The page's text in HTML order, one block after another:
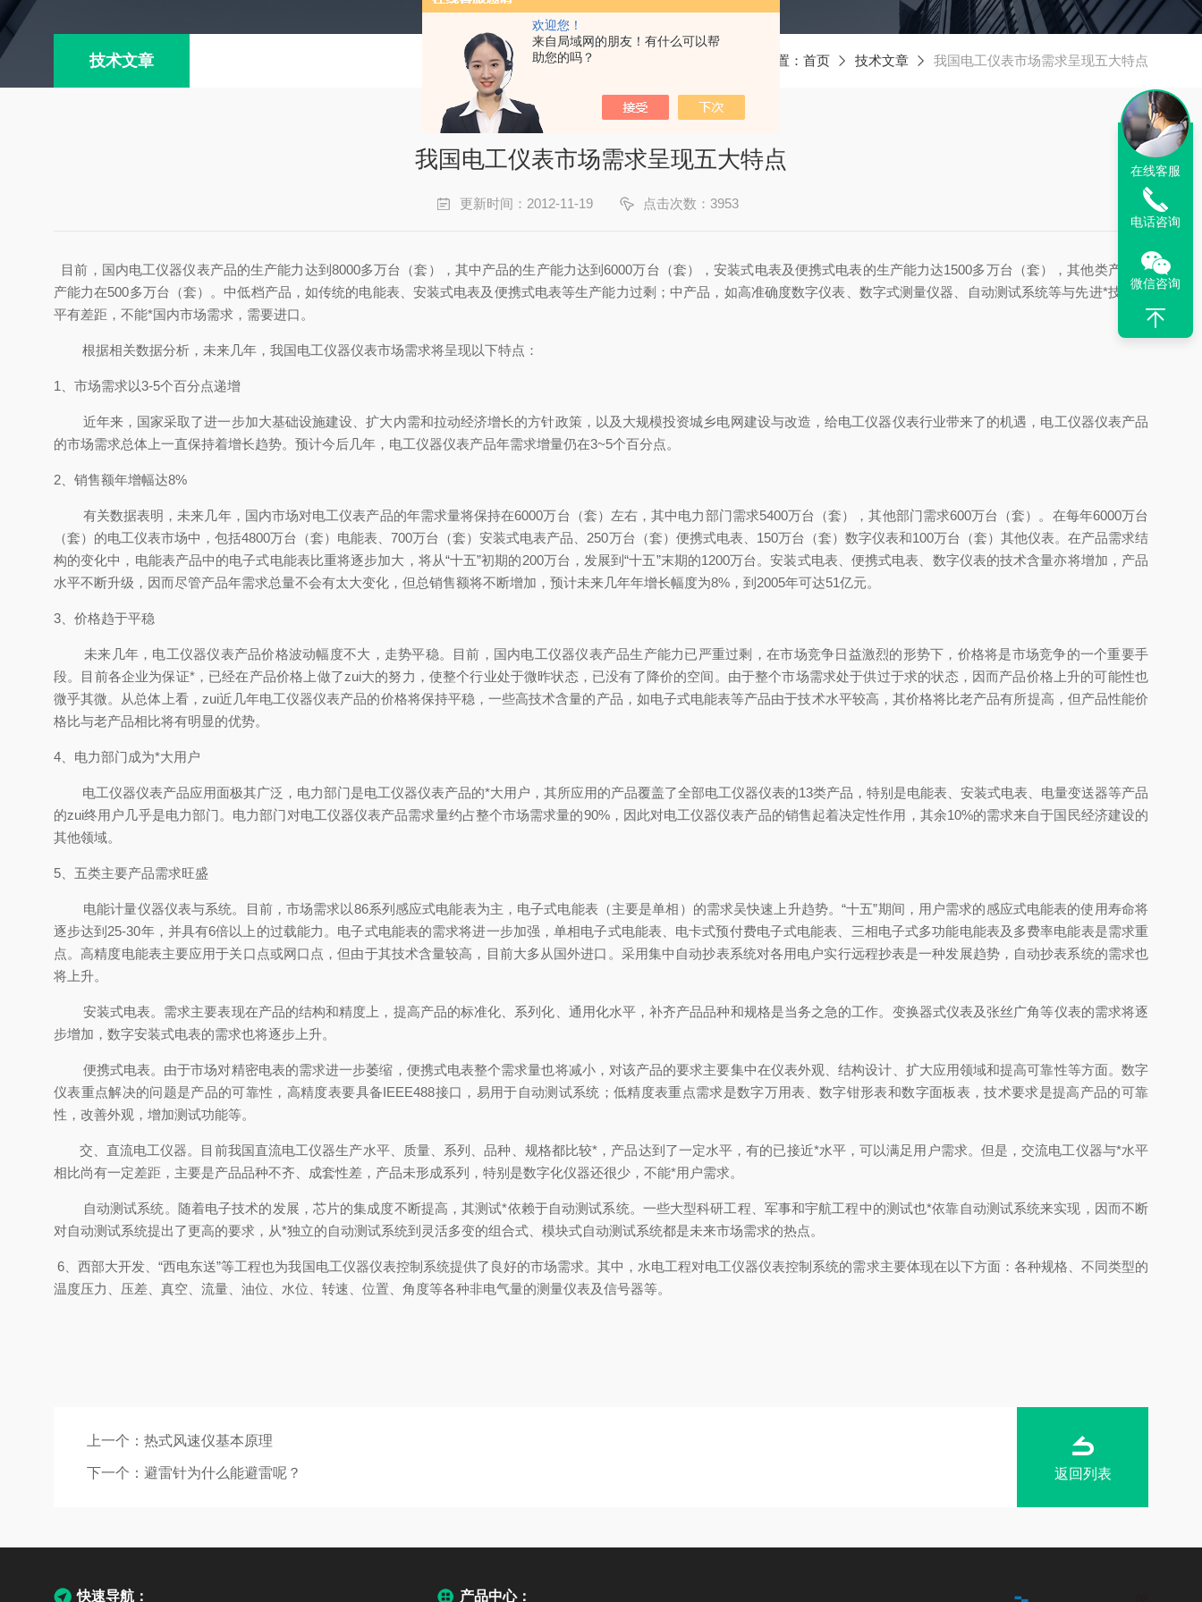
欢迎您！
来自局域网的朋友！有什么可以帮
助您的吗？
技术文章 当前位置： 首页 技术文章 我国电工仪表市场需求呈现五大特点
我国电工仪表市场需求呈现五大特点
更新时间：2012-11-19 点击次数：3953
目前，国内电工仪器仪表产品的生产能力达到8000多万台（套），其中产品的生产能力达到6000万台（套），安装式电表及便携式电表的生产能力达1500多万台（套），其他类产品生
产能力在500多万台（套）。中低档产品，如传统的电能表、安装式电表及便携式电表等生产能力过剩；中产品，如高准确度数字仪表、数字式测量仪器、自动测试系统等与先进*技术水
平有差距，不能*国内市场需求，需要进口。
根据相关数据分析，未来几年，我国电工仪器仪表市场需求将呈现以下特点：
1、市场需求以3-5个百分点递增
近年来，国家采取了进一步加大基础设施建设、扩大内需和拉动经济增长的方针政策，以及大规模投资城乡电网建设与改造，给电工仪器仪表行业带来了的机遇，电工仪器仪表产品
的市场需求总体上一直保持着增长趋势。预计今后几年，电工仪器仪表产品年需求增量仍在3~5个百分点。
2、销售额年增幅达8%
有关数据表明，未来几年，国内市场对电工仪表产品的年需求量将保持在6000万台（套）左右，其中电力部门需求5400万台（套），其他部门需求600万台（套）。在每年6000万台
（套）的电工仪表市场中，包括4800万台（套）电能表、700万台（套）安装式电表产品、250万台（套）便携式电表、150万台（套）数字仪表和100万台（套）其他仪表。在产品需求结
构的变化中，电能表产品中的电子式电能表比重将逐步加大，将从“十五”初期的200万台，发展到“十五”末期的1200万台。安装式电表、便携式电表、数字仪表的技术含量亦将增加，产品
水平不断升级，因而尽管产品年需求总量不会有太大变化，但总销售额将不断增加，预计未来几年年增长幅度为8%，到2005年可达51亿元。
3、价格趋于平稳
未来几年，电工仪器仪表产品价格波动幅度不大，走势平稳。目前，国内电工仪器仪表产品生产能力已严重过剩，在市场竞争日益激烈的形势下，价格将是市场竞争的一个重要手
段。目前各企业为保证*，已经在产品价格上做了zui大的努力，使整个行业处于微昨状态，已没有了降价的空间。由于整个市场需求处于供过于求的状态，因而产品价格上升的可能性也
微乎其微。从总体上看，zui近几年电工仪器仪表产品的价格将保持平稳，一些高技术含量的产品，如电子式电能表等产品由于技术水平较高，其价格将比老产品有所提高，但产品性能价
格比与老产品相比将有明显的优势。
4、电力部门成为*大用户
电工仪器仪表产品应用面极其广泛，电力部门是电工仪器仪表产品的*大用户，其所应用的产品覆盖了全部电工仪器仪表的13类产品，特别是电能表、安装式电表、电量变送器等产品
的zui终用户几乎是电力部门。电力部门对电工仪器仪表产品需求量约占整个市场需求量的90%，因此对电工仪器仪表产品的销售起着决定性作用，其余10%的需求来自于国民经济建设的
其他领域。
5、五类主要产品需求旺盛
电能计量仪器仪表与系统。目前，市场需求以86系列感应式电能表为主，电子式电能表（主要是单相）的需求吴快速上升趋势。“十五”期间，用户需求的感应式电能表的使用寿命将
逐步达到25-30年，并具有6倍以上的过载能力。电子式电能表的需求将进一步加强，单相电子式电能表、电卡式预付费电子式电能表、三相电子式多功能电能表及多费率电能表是需求重
点。高精度电能表主要应用于关口点或网口点，但由于其技术含量较高，目前大多从国外进口。采用集中自动抄表系统对各用电户实行远程抄表是一种发展趋势，自动抄表系统的需求也
将上升。
安装式电表。需求主要表现在产品的结构和精度上，提高产品的标准化、系列化、通用化水平，补齐产品品种和规格是当务之急的工作。变换器式仪表及张丝广角等仪表的需求将逐
步增加，数字安装式电表的需求也将逐步上升。
便携式电表。由于市场对精密电表的需求进一步萎缩，便携式电表整个需求量也将减小，对该产品的要求主要集中在仪表外观、结构设计、扩大应用领域和提高可靠性等方面。数字
仪表重点解决的问题是产品的可靠性，高精度表要具备IEEE488接口，易用于自动测试系统；低精度表重点需求是数字万用表、数字钳形表和数字面板表，技术要求是提高产品的可靠
性，改善外观，增加测试功能等。
交、直流电工仪器。目前我国直流电工仪器生产水平、质量、系列、品种、规格都比较*，产品达到了一定水平，有的已接近*水平，可以满足用户需求。但是，交流电工仪器与*水平
相比尚有一定差距，主要是产品品种不齐、成套性差，产品未形成系列，特别是数字化仪器还很少，不能*用户需求。
自动测试系统。随着电子技术的发展，芯片的集成度不断提高，其测试*依赖于自动测试系统。一些大型科研工程、军事和宇航工程中的测试也*依靠自动测试系统来实现，因而不断
对自动测试系统提出了更高的要求，从*独立的自动测试系统到灵活多变的组合式、模块式自动测试系统都是未来市场需求的热点。
6、西部大开发、“西电东送”等工程也为我国电工仪器仪表控制系统提供了良好的市场需求。其中，水电工程对电工仪器仪表控制系统的需求主要体现在以下方面：各种规格、不同类型的
温度压力、压差、真空、流量、油位、水位、转速、位置、角度等各种非电气量的测量仪表及信号器等。
上一个： 热式风速仪基本原理
下一个： 避雷针为什么能避雷呢？ 返回列表
快速导航： 产品中心：
在线客服
电话咨询
微信咨询